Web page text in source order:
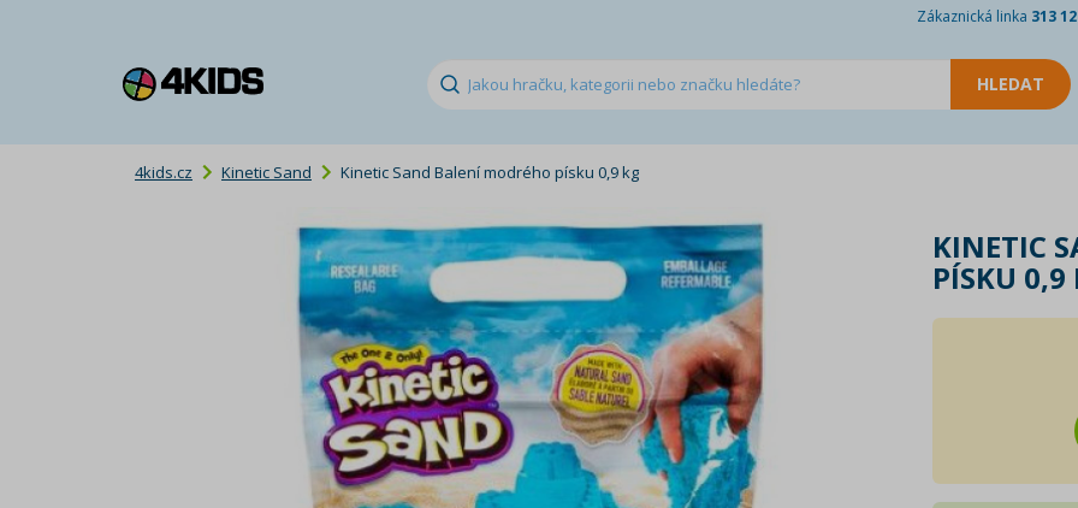
Zákaznická linka 313
4kids.cz Kinetic Sand Kinetic Sand Balení modrého písku 0,9 kg
KINETIC
PÍSKU 0,9